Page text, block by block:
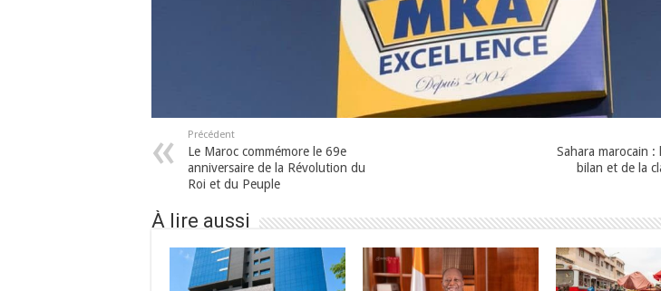
Précédent
Le Maroc commémore le 69e
anniversaire de la Révolution du
Roi et du Peuple
Sahara marocain :
bilan et de la
À lire aussi